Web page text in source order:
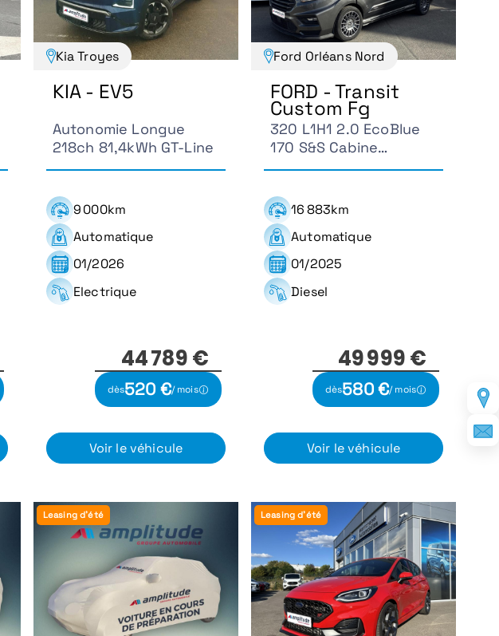
Kia Troyes
KIA - EV5
Autonomie Longue
218ch 81,4kWh GT-Line
9 000km
Automatique
01/2026
Electrique
44 789 €
dès520 €/ mois
Voir le véhicule
Ford Orléans Nord
FORD - Transit
Custom Fg
320 L1H1 2.0 EcoBlue
170 S&S Cabine
Approfondie MS-RT
16 883km
Automatique
01/2025
Diesel
49 999 €
dès580 €/ mois
Voir le véhicule
Leasing d'été Leasing d'été